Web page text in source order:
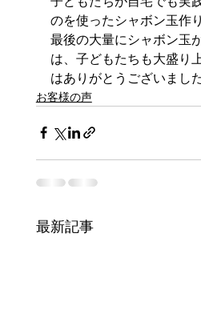
のを使ったシャボン玉作
最後の大量にシャボン玉
は、子どもたちも大盛り
はありがとうございまし
お客様の声
最新記事